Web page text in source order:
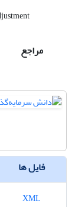
مراجع
فایل ها